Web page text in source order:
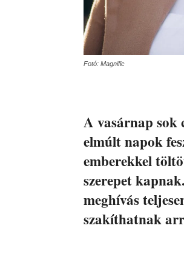
Fotó: Magnific
A vasárnap sok
elmúlt napok
emberekkel
szerepet
meghívás
szakíthatnak